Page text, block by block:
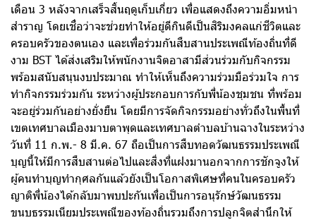
เดือน 3 หลังจากเสร็จสิ้นฤดูเก็บเกี่ยว เพื่อแสดงถึงความอิ่มหนำ
สำราญ โดยเชื่อว่าจะช่วยทำให้อยู่ดีกินดีเป็นสิริมงคลแก่ชีวิตและ
ครอบครัวของตนเอง และเพื่อร่วมกันสืบสานประเพณีท้องถิ่นที่ดี
งาม BST ได้ส่งเสริมให้พนักงานจิตอาสามีส่วนร่วมกับกิจกรรม
พร้อมสนับสนุนงบประมาณ ทำให้เห็นถึงความร่วมมือร่วมใจ การ
ทำกิจกรรมร่วมกัน ระหว่างผู้ประกอบการกับพี่น้องชุมชน ที่พร้อม
จะอยู่ร่วมกันอย่างยั่งยืน โดยมีการจัดกิจกรรมอย่างทั่วถึงในพื้นที่
เขตเทศบาลเมืองมาบตาพุดและเทศบาลตำบลบ้านฉางในระหว่าง
วันที่ 11 ก.พ.- 8 มี.ค. 67 ถือเป็นการสืบทอดวัฒนธรรมประเพณี
บุญนี้ให้มีการสืบสานต่อไปและสิ่งที่แฝงมานอกจากการชักจูงให้
ผู้คนทำบุญทำกุศลกันแล้วยังเป็นโอกาสพิเศษที่คนในครอบครัว
ญาติพี่น้องได้กลับมาพบปะกันเพื่อเป็นการอนุรักษ์วัฒนธรรม
ขนบธรรมเนียมประเพณีของท้องถิ่นรวมถึงการปลูกจิตสำนึกให้